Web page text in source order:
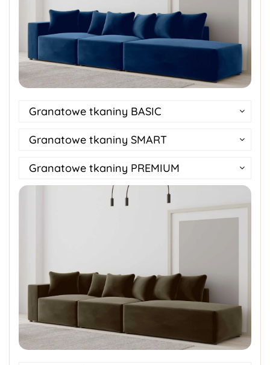
Granatowe tkaniny BASIC
Granatowe tkaniny SMART
Granatowe tkaniny PREMIUM